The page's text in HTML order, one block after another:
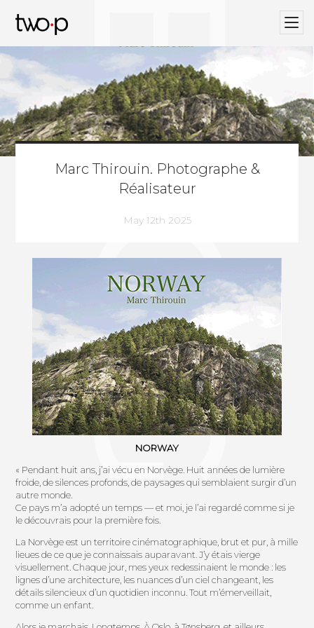
Marc Thirouin. Photographe &
Réalisateur
May 12th 2025
NORWAY
« Pendant huit ans, j’ai vécu en Norvège. Huit années de lumière
froide, de silences profonds, de paysages qui semblaient surgir d’un
autre monde.
Ce pays m’a adopté un temps — et moi, je l’ai regardé comme si je
le découvrais pour la première fois.
La Norvège est un territoire cinématographique, brut et pur, à mille
lieues de ce que je connaissais auparavant. J’y étais vierge
visuellement. Chaque jour, mes yeux redessinaient le monde : les
lignes d’une architecture, les nuances d’un ciel changeant, les
détails silencieux d’un quotidien inconnu. Tout m’émerveillait,
comme un enfant.
BLOG